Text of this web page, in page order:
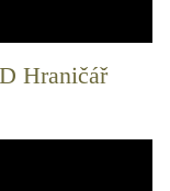
Hraničář